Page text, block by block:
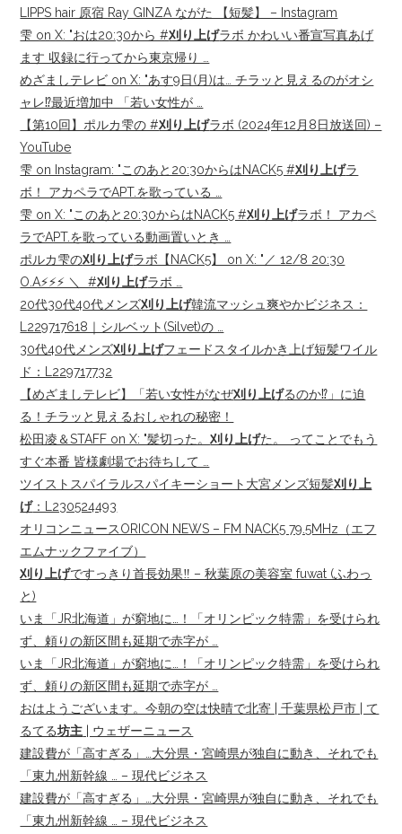
LIPPS hair 原宿 Ray GINZA ながた 【短髪】 – Instagram
雫 on X: "おは20:30から #刈り上げラボ かわいい番宣写真あげ
ます 収録に行ってから東京帰り …
めざましテレビ on X: "あす9日(月)は… チラッと見えるのがオシ
ャレ⁉️最近増加中 「若い女性が …
【第10回】ポルカ雫の #刈り上げラボ (2024年12月8日放送回) –
YouTube
雫 on Instagram: "このあと20:30からはNACK5 #刈り上げラ
ボ！ アカペラでAPT.を歌っている …
雫 on X: "このあと20:30からはNACK5 #刈り上げラボ！ アカペ
ラでAPT.を歌っている動画置いとき …
ポルカ雫の刈り上げラボ【NACK5】 on X: "／ 12/8 20:30
O.A⚡️⚡️⚡️ ＼ ‍ #刈り上げラボ …
20代30代40代メンズ刈り上げ韓流マッシュ爽やかビジネス：
L229717618｜シルベット(Silvet)の …
30代40代メンズ刈り上げフェードスタイルかき上げ短髪ワイル
ド：L229717732
【めざましテレビ】「若い女性がなぜ刈り上げるのか⁉」に迫
る！チラッと見えるおしゃれの秘密！
松田凌＆STAFF on X: "髪切った。刈り上げた。 ってことでもう
すぐ本番 皆様劇場でお待ちして …
ツイストスパイラルスパイキーショート大宮メンズ短髪刈り上
げ：L230524493
オリコンニュースORICON NEWS – FM NACK5 79.5MHz（エフ
エムナックファイブ）
刈り上げですっきり首長効果‼️ – 秋葉原の美容室 fuwat (ふわっ
と)
いま「JR北海道」が窮地に…！「オリンピック特需」を受けられ
ず、頼りの新区間も延期で赤字が …
いま「JR北海道」が窮地に…！「オリンピック特需」を受けられ
ず、頼りの新区間も延期で赤字が …
おはようございます。今朝の空は快晴で北寄 | 千葉県松戸市 | て
るてる坊主 | ウェザーニュース
建設費が「高すぎる」…大分県・宮崎県が独自に動き、それでも
「東九州新幹線 … – 現代ビジネス
建設費が「高すぎる」…大分県・宮崎県が独自に動き、それでも
「東九州新幹線 … – 現代ビジネス